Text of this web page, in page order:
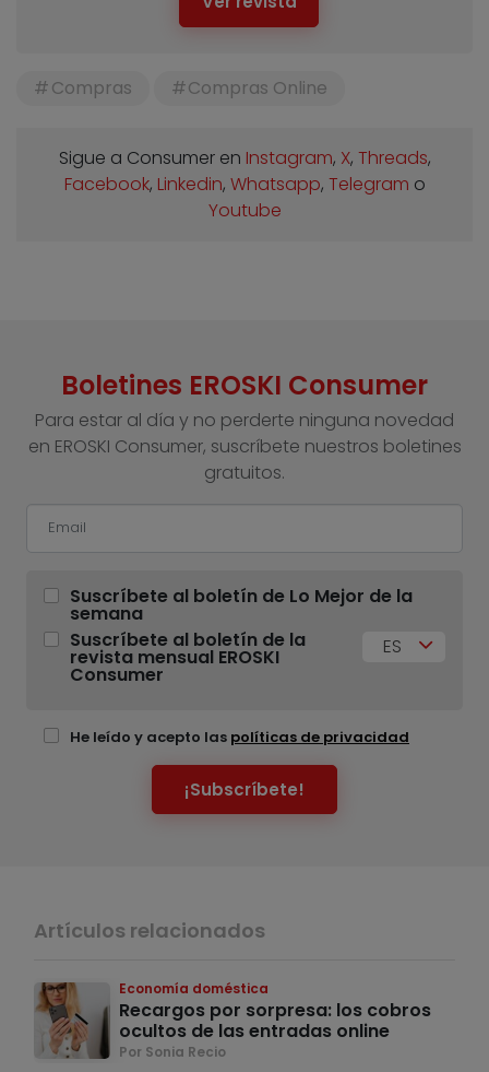
Compras Compras Online
Sigue a Consumer en Instagram, X, Threads,
Facebook, Linkedin, Whatsapp, Telegram o
Youtube
Boletines EROSKI Consumer
Para estar al día y no perderte ninguna novedad
en EROSKI Consumer, suscríbete nuestros boletines
gratuitos.
Suscríbete al boletín de Lo Mejor de la
semana
Suscríbete al boletín de la
revista mensual EROSKI
Consumer
ES
He leído y acepto las políticas de privacidad
¡Subscríbete!
Artículos relacionados
Economía doméstica
Recargos por sorpresa: los cobros
ocultos de las entradas online
Por Sonia Recio